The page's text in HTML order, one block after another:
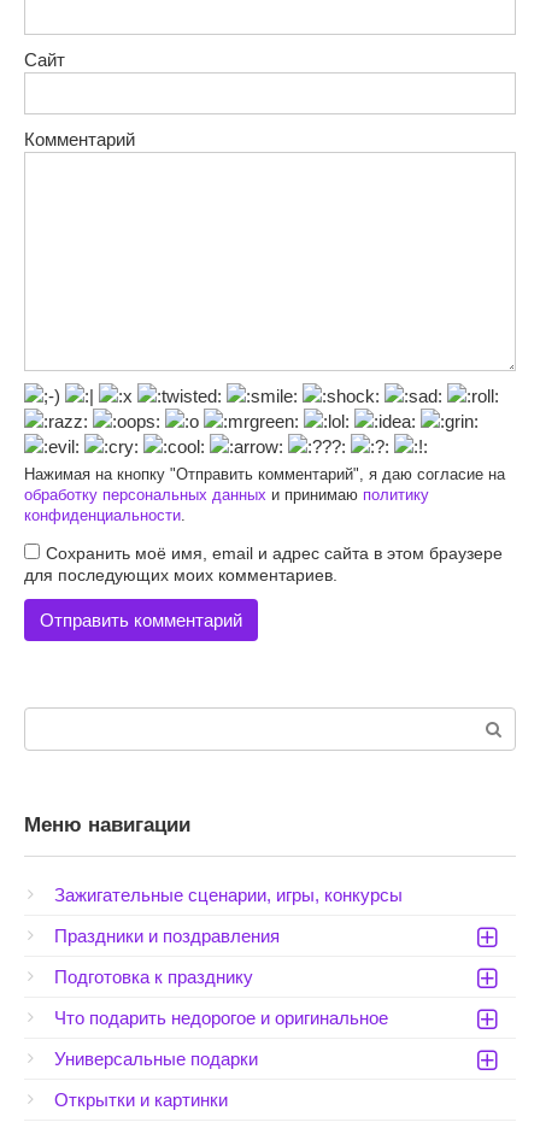
Сайт
Комментарий
Нажимая на кнопку "Отправить комментарий", я даю согласие на
обработку персональных данных и принимаю политику
конфиденциальности
Сохранить моё имя, email и адрес сайта в этом браузере
для последующих моих комментариев.
Меню навигации
Зажигательные сценарии, игры, конкурсы
Праздники и поздравления
Подготовка к празднику
Что подарить недорогое и оригинальное
Универсальные подарки
Открытки и картинки